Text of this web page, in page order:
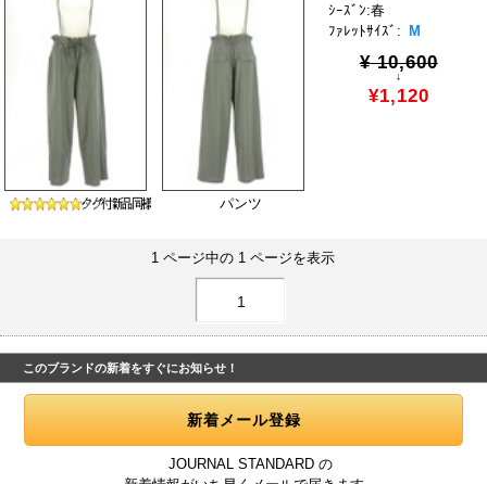
ｼｰｽﾞﾝ:春
ﾌｧﾚｯﾄｻｲｽﾞ: M
¥ 10,600
↓
¥1,120
パンツ
1 ページ中の 1 ページを表示
1
このブランドの新着をすぐにお知らせ！
JOURNAL STANDARD の